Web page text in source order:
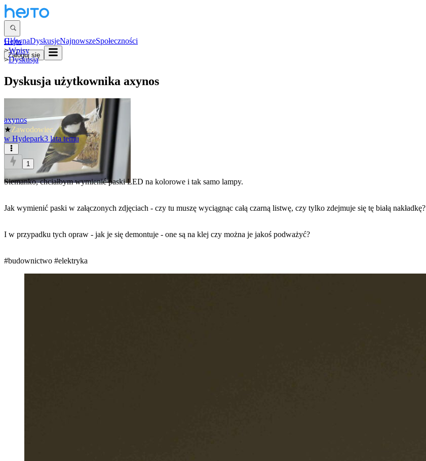
GłównaDyskusjeNajnowszeSpołeczności
Zaloguj się
Hejto
>Wpisy
>Dyskusja
Dyskusja użytkownika axynos
axynos
★Zawodowiec
w Hydepark3 lata temu
1
Siemanko, chciałbym wymienić paski LED na kolorowe i tak samo lampy.
Jak wymienić paski w załączonych zdjęciach - czy tu muszę wyciągnąc całą czarną listwę, czy tylko zdejmuje się tę białą nakładkę?
I w przypadku tych opraw - jak je się demontuje - one są na klej czy można je jakoś podważyć?
#budownictwo #elektryka